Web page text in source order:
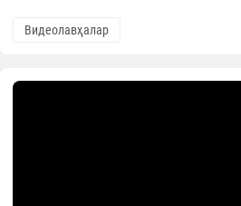
Видеолавҳалар